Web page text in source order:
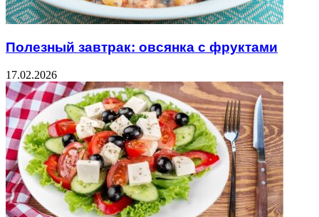
Полезный завтрак: овсянка с фруктами
17.02.2026